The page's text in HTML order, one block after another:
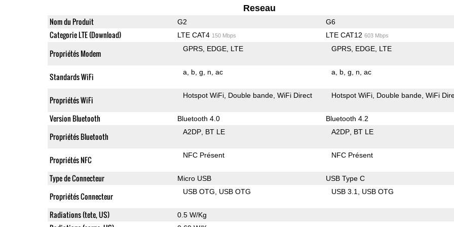
Reseau
Nom du Produit G2 G6
Categorie LTE (Download) LTE CAT4 150 Mbps LTE CAT12 603 Mbps
Propriétés Modem GPRS EDGE LTE GPRS EDGE LTE
Standards WiFi a b g n ac a b g n ac
Propriétés WiFi Hotspot WiFi Double bande WiFi Direct Hotspot WiFi Double bande WiFi
Version Bluetooth Bluetooth 4.0 Bluetooth 4.2
Propriétés Bluetooth A2DP BT LE A2DP BT LE
Propriétés NFC NFC Présent NFC Présent
Type de Connecteur Micro USB USB Type C
Propriétés Connecteur USB OTG USB OTG USB 3.1 USB OTG
Radiations (tete, US) 0.5 W/Kg